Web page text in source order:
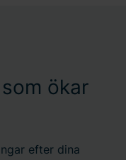
ökar
efter dina